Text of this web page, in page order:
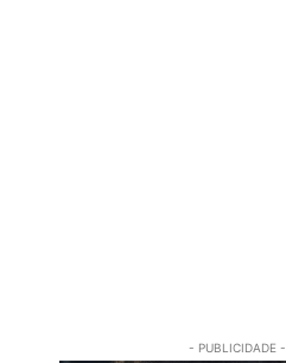
- PUBLICIDADE -